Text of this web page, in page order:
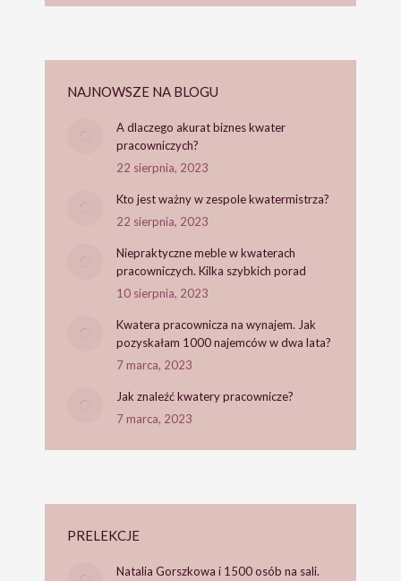
NAJNOWSZE NA BLOGU
A dlaczego akurat biznes kwater
pracowniczych?
22 sierpnia, 2023
Kto jest ważny w zespole kwatermistrza?
22 sierpnia, 2023
Niepraktyczne meble w kwaterach
pracowniczych. Kilka szybkich porad
10 sierpnia, 2023
Kwatera pracownicza na wynajem. Jak
pozyskałam 1000 najemców w dwa lata?
7 marca, 2023
Jak znaleźć kwatery pracownicze?
7 marca, 2023
PRELEKCJE
Natalia Gorszkowa i 1500 osób na sali.